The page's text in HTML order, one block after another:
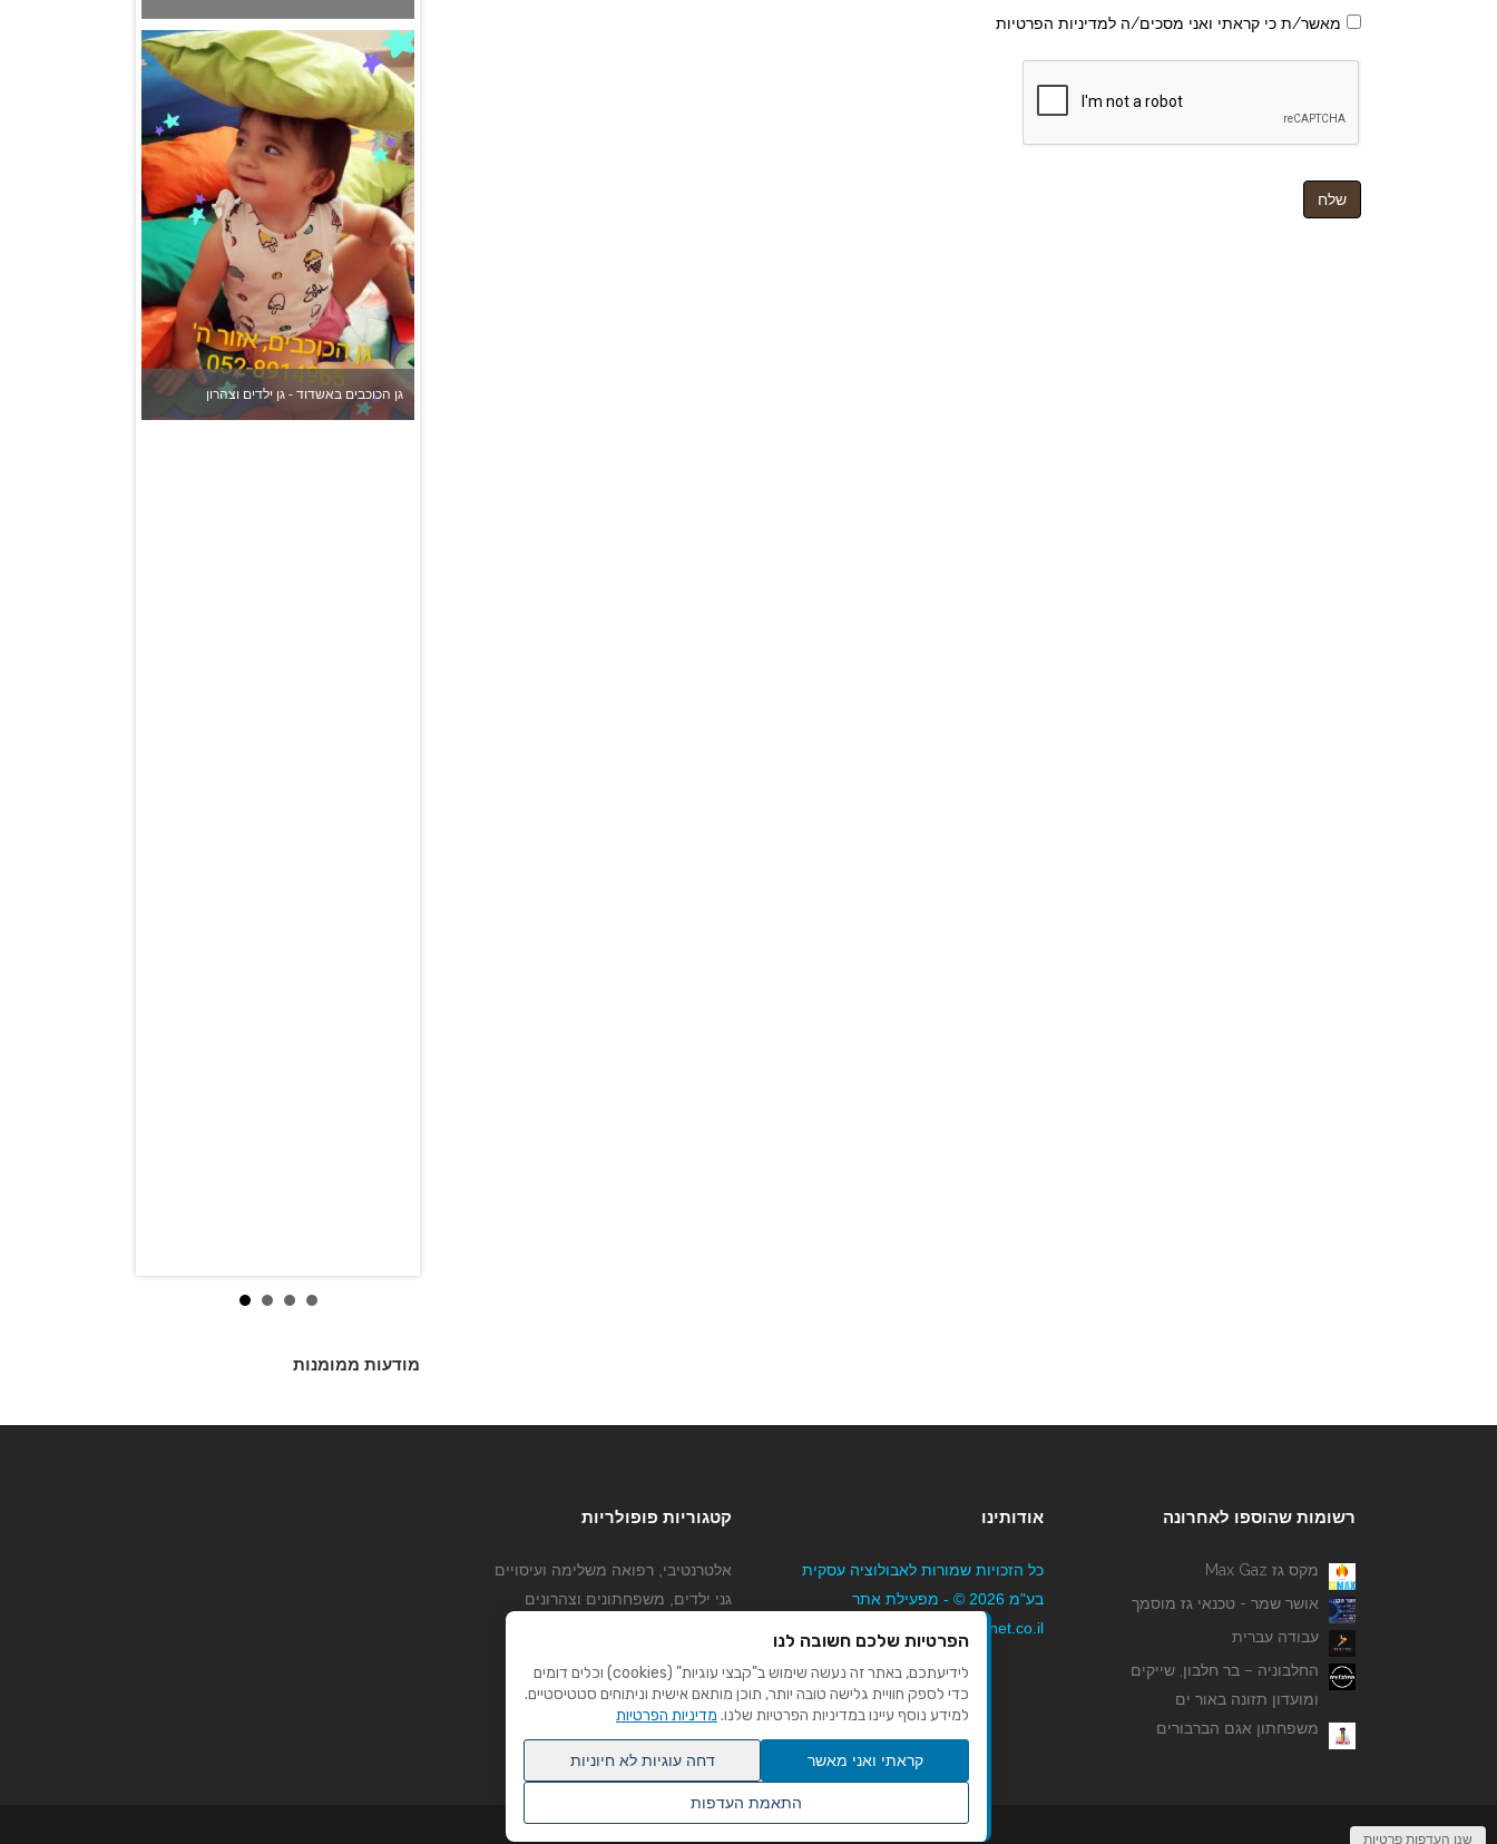
מאשר/ת כי קראתי ואני מסכים/ה למדיניות הפרטיות
גן הכוכבים באשדוד - גן ילדים וצהרון
מודעות ממומנות
רשומות שהוספו לאחרונה
מקס גז Max Gaz
אושר שמר - טכנאי גז מוסמך
עבודה עברית
החלבוניה – בר חלבון, שייקים
ומועדון תזונה באור ים
משפחתון אגם הברבורים
אודותינו
כל הזכויות שמורות לאבולוציה עסקית
בע"מ 2026 © - מפעילת אתר
Mybiznet.co.il
קטגוריות פופולריות
אלטרנטיבי, רפואה משלימה ועיסויים
גני ילדים, משפחתונים וצהרונים
הפרטיות שלכם חשובה לנו
לידיעתכם, באתר זה נעשה שימוש ב"קבצי עוגיות" (cookies) וכלים דומים
כדי לספק חוויית גלישה טובה יותר, תוכן מותאם אישית וניתוחים סטטיסטיים.
למידע נוסף עיינו במדיניות הפרטיות שלנו. מדיניות הפרטיות
קראתי ואני מאשר דחה עוגיות לא חיוניות
התאמת העדפות
שנו העדפות פרטיות